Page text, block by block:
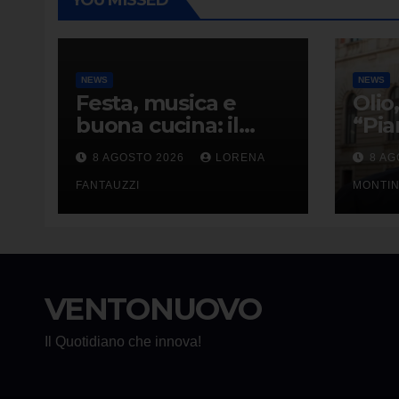
NEWS
Festa, musica e
buona cucina: il
Circolo
Risorgimento di
Gazzada si accende
d’estate
8 AGOSTO 2026 LORENA
FANTAUZZI
NEWS
per
8
VENTONUOVO
Il Quotidiano che innova!